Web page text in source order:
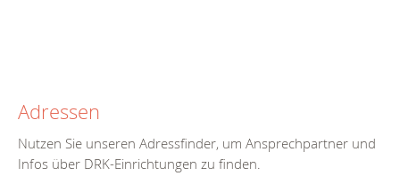
Adressen
Nutzen Sie unseren Adressfinder, um Ansprechpartner und
Infos über DRK-Einrichtungen zu finden.